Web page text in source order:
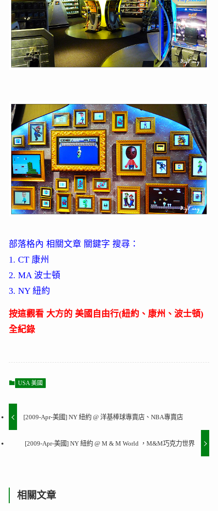
部落格內 相關文章 關鍵字 搜尋：
1. CT 康州
2. MA 波士頓
3. NY 紐約
按這觀看 大方的 美國自由行(紐約、康州、波士頓)
全紀錄
USA 美國
[2009-Apr-美國] NY 紐約 @ 洋基棒球專賣店、NBA專賣店
[2009-Apr-美國] NY 紐約 @ M & M World ，M&M巧克力世界
相關文章